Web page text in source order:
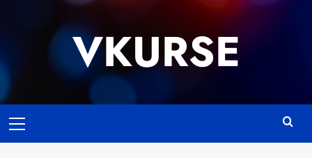
VKURSE
меню